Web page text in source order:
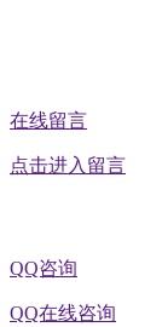
在线留言
点击进入留言
QQ咨询
QQ在线咨询